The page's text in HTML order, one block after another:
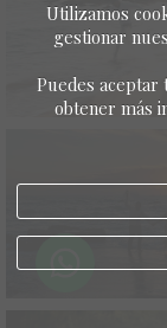
Utilizamos
gestionar
Puedes aceptar
obtener más